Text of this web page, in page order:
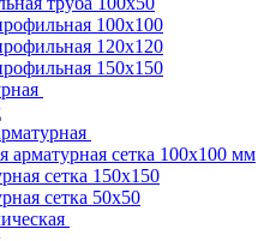
100х100
120х120
150х150
арматурная сетка 100х100 мм
сетка 150х150
сетка 50х50